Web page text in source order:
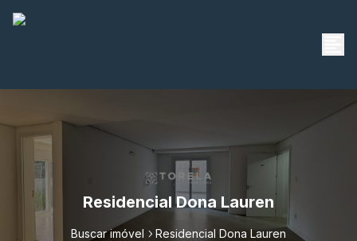
Residencial Dona Lauren
Buscar imóvel Residencial Dona Lauren